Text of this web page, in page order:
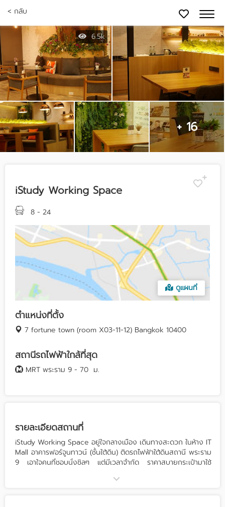
< กลับ
6.5k
+ 16
iStudy Working Space
8 - 24
ดูแผนที่
ตำแหน่งที่ตั้ง
7 fortune town (room X03-11-12) Bangkok 10400
สถานีรถไฟฟ้าใกล้ที่สุด
MRT พระราม 9 - 70 ม.
รายละเอียดสถานที่
iStudy Working Space อยู่ใจกลางเมือง เดินทางสะดวก ในห้าง IT
Mall อาคารฟอร์จูนทาวน์ (ชั้นใต้ดิน) ติดรถไฟฟ้าใต้ดินสถานี พระราม
9 เอาใจคนที่ชอบนั่งชิลๆ แต่มีเวลาจำกัด ราคาสบายกระเป๋ามาใช้
Working Space - 50 บาท/ชั่วโมง - 290 บาท/วัน (แถมฟรี